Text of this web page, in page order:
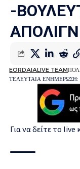
-
ΤΕΛΕΥΤΑΙΑ
EORDAIALIVE TEAM
Για να δείτε το live